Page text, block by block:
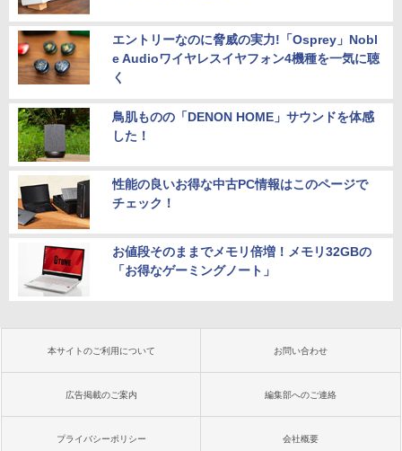
エントリーなのに脅威の実力!「Osprey」Nobl
e Audioワイヤレスイヤフォン4機種を一気に聴
く
鳥肌ものの「DENON HOME」サウンドを体感
した！
性能の良いお得な中古PC情報はこのページで
チェック！
お値段そのままでメモリ倍増！メモリ32GBの
「お得なゲーミングノート」
本サイトのご利用について お問い合わせ
広告掲載のご案内 編集部へのご連絡
プライバシーポリシー 会社概要